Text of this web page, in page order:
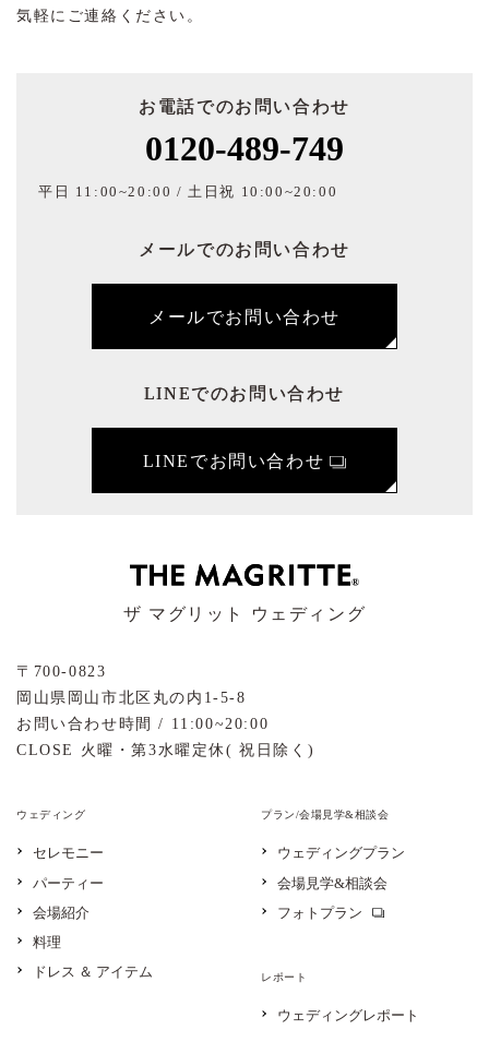
気軽にご連絡ください。
お電話でのお問い合わせ
0120-489-749
平日 11:00~20:00 / 土日祝 10:00~20:00
メールでのお問い合わせ
メールでお問い合わせ
LINEでのお問い合わせ
LINEでお問い合わせ
ザ マグリット ウェディング
〒700-0823
岡山県岡山市北区丸の内1-5-8
お問い合わせ時間 / 11:00~20:00
CLOSE 火曜・第3水曜定休( 祝日除く)
ウェディング
セレモニー
パーティー
会場紹介
料理
ドレス ＆ アイテム
プラン/会場見学&相談会
ウェディングプラン
会場見学&相談会
フォトプラン
レポート
ウェディングレポート